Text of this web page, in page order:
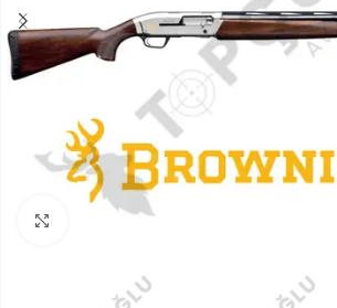
Click to enlarge